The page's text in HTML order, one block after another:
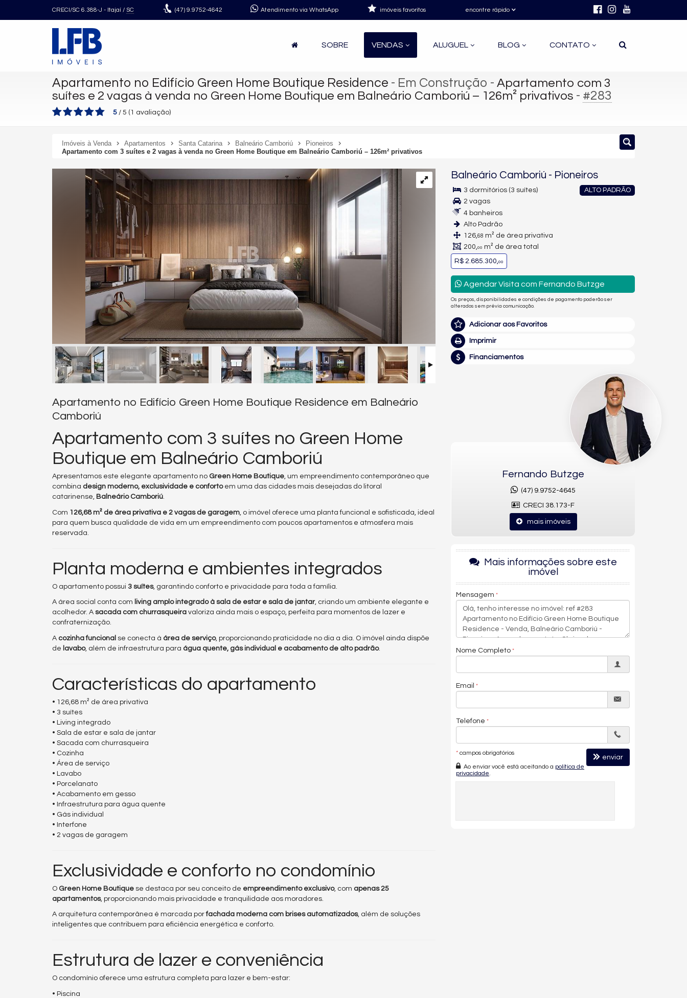
CRECI/SC 6.388-J - Itajaí / SC (47) 9.9752-4642 Atendimento via WhatsApp encontre rápido
imóveis favoritos
SOBRE VENDAS ALUGUEL BLOG CONTATO
Apartamento no Edifício Green Home Boutique Residence - Em Construção - Apartamento com 3
suítes e 2 vagas à venda no Green Home Boutique em Balneário Camboriú – 126m² privativos - #283
5 / 5 ( 1 avaliação)
Imóveis à Venda Apartamentos Santa Catarina Balneário Camboriú
Pioneiros
Apartamento com 3 suítes e 2 vagas à venda no Green Home Boutique em Balneário Camboriú – 126m² privativos
Apartamento no Edifício Green Home Boutique Residence em Balneário
Camboriú
Apartamento com 3 suítes no Green Home
Boutique em Balneário Camboriú
Apresentamos este elegante apartamento no Green Home Boutique, um empreendimento contemporâneo que
combina design moderno, exclusividade e confortoem uma das cidades mais desejadas do litoral
catarinense, Balneário Camboriú.
Com 126,68 m² de área privativa e 2 vagas de garagem, o imóvel oferece uma planta funcional e sofisticada, ideal
para quem busca qualidade de vida em um empreendimento com poucos apartamentos e atmosfera mais
reservada.
Planta moderna e ambientes integrados
O apartamento possui 3 suítes, garantindo conforto e privacidade para toda a família.
A área social conta com living amplo integrado à sala de estar e sala de jantar, criando um ambiente elegante e
acolhedor. A sacada com churrasqueira valoriza ainda mais o espaço, perfeita para momentos de lazer e
confraternização.
A cozinha funcional se conecta à área de serviço, proporcionando praticidade no dia a dia. O imóvel ainda dispõe
de lavabo, além de infraestrutura para água quente, gás individual e acabamento de alto padrão.
Características do apartamento
• 126,68 m² de área privativa
• 3 suítes
• Living integrado
• Sala de estar e sala de jantar
• Sacada com churrasqueira
• Cozinha
• Área de serviço
• Lavabo
• Porcelanato
• Acabamento em gesso
• Infraestrutura para água quente
• Gás individual
• Interfone
• 2 vagas de garagem
Exclusividade e conforto no condomínio
O Green Home Boutique se destaca por seu conceito de empreendimento exclusivo, com apenas 25
apartamentos, proporcionando mais privacidade e tranquilidade aos moradores.
A arquitetura contemporânea é marcada porfachada moderna com brises automatizados, além de soluções
inteligentes que contribuem para eficiência energética e conforto.
Estrutura de lazer e conveniência
O condomínio oferece uma estrutura completa para lazer e bem-estar:
• Piscina
Balneário Camboriú - Pioneiros
ALTO PADRÃO
3 dormitórios (3 suítes)
2 vagas
4 banheiros
Alto Padrão
126,68 m² de área privativa
200,00 m² de área total
R$ 2.685.300,00
Agendar Visita com Fernando Butzge
Os preços, disponibilidades e condições de pagamento poderão ser
alterados sem prévia comunicação.
Adicionar aos Favoritos
Imprimir
Financiamentos
Fernando Butzge
(47) 9.9752-4645
CRECI 38.173-F
mais imóveis
Mais informações sobre este
imóvel
Mensagem
Nome Completo
Email
Telefone
* campos obrigatórios
Ao enviar você está aceitando a política de
privacidade
enviar